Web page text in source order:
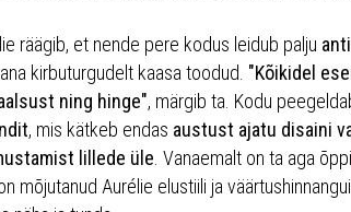
räägib, et nende pere kodus leidub palju
kirbuturgudelt kaasa toodud. "Kõikidel
ning hinge", märgib ta. Kodu
, mis kätkeb endas austust ajatu disaini
lillede üle . Vanaemalt on ta aga
mõjutanud Aurélie elustiili ja